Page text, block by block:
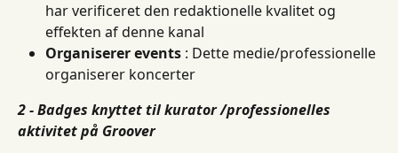
har verificeret den redaktionelle kvalitet og
effekten af ​​denne kanal
Organiserer events : Dette medie/professionelle
organiserer koncerter
2 - Badges knyttet til kurator /professionelles
aktivitet på Groover